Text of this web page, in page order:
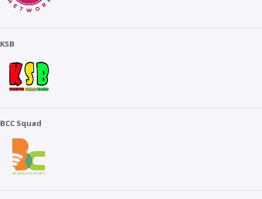
KSB
BCC Squad